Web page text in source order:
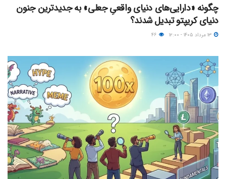
چگونه «دارایی‌های دنیای واقعیِ جعلی» به جدیدترین جنون
دنیای کریپتو تبدیل شدند؟